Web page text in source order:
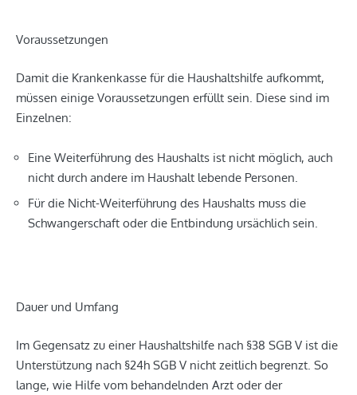
Voraussetzungen
Damit die Krankenkasse für die Haushaltshilfe aufkommt,
müssen einige Voraussetzungen erfüllt sein. Diese sind im
Einzelnen:
Eine Weiterführung des Haushalts ist nicht möglich, auch
nicht durch andere im Haushalt lebende Personen.
Für die Nicht-Weiterführung des Haushalts muss die
Schwangerschaft oder die Entbindung ursächlich sein.
Dauer und Umfang
Im Gegensatz zu einer Haushaltshilfe nach §38 SGB V ist die
Unterstützung nach §24h SGB V nicht zeitlich begrenzt. So
lange, wie Hilfe vom behandelnden Arzt oder der